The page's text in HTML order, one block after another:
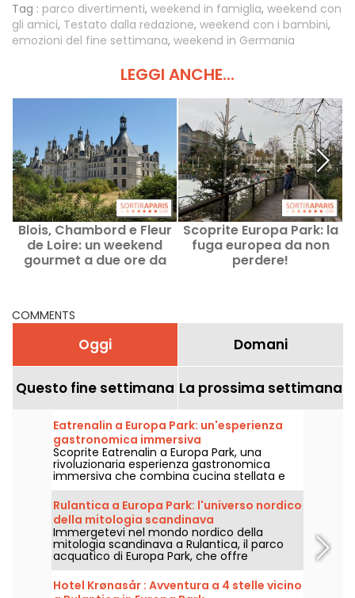
Tag : parco divertimenti, weekend in famiglia, weekend con
gli amici, Testato dalla redazione, weekend con i bambini,
emozioni del fine settimana, weekend in Germania
LEGGI ANCHE...
Blois, Chambord e Fleur
de Loire: un weekend
gourmet a due ore da
Scoprite Europa Park: la
fuga europea da non
perdere!
COMMENTS
Eatrenalin a Europa Park: un'esperienza
gastronomica immersiva
Scoprite Eatrenalin a Europa Park, una
rivoluzionaria esperienza gastronomica
immersiva che combina cucina stellata e
immersione sensoriale.
Rulantica a Europa Park: l'universo nordico
della mitologia scandinava
Immergetevi nel mondo nordico della
mitologia scandinava a Rulantica, il parco
acquatico di Europa Park, che offre
sensazioni uniche tutto l'anno.